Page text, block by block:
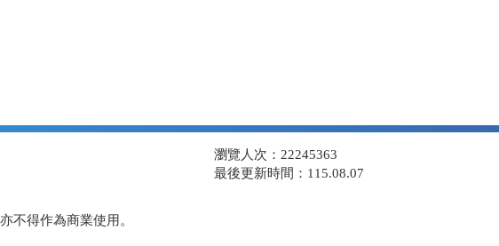
不得作為商業使用。
瀏覽人次：22245363
最後更新時間：115.08.07